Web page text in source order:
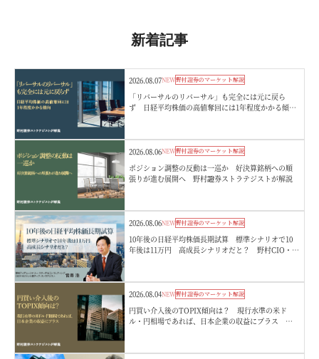
新着記事
2026.08.07NEW野村證券のマーケット解説
「リバーサルのリバーサル」も完全には元に戻ら
ず 日経平均株価の高値奪回には1年程度かかる傾
2026.08.06NEW野村證券のマーケット解説
ポジション調整の反動は一巡か 好決算銘柄への順
張りが進む展開へ 野村證券ストラテジストが解説
2026.08.06NEW野村證券のマーケット解説
10年後の日経平均株価長期試算 標準シナリオで10
年後は11万円 高成長シナリオだと？ 野村CIO・宮
2026.08.04NEW野村證券のマーケット解説
円買い介入後のTOPIX傾向は？ 現行水準の米ド
ル・円相場であれば、日本企業の収益にプラス 野